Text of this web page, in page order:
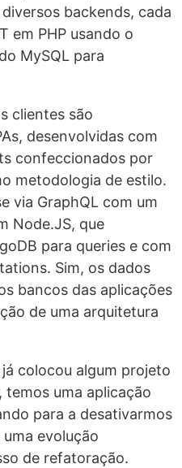
backends, cada
em PHP usando o
MySQL para
clientes são
desenvolvidas com
confeccionados por
metodologia de estilo.
via GraphQL com um
Node.JS, que
para queries e com
Sim, os dados
bancos das aplicações
de uma arquitetura
colocou algum projeto
uma aplicação
para a desativarmos
evolução
de refatoração.